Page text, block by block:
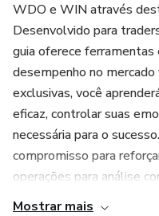
WDO e WIN através
Desenvolvido para
guia oferece ferramentas
desempenho no mercado
exclusivas, você
eficaz, controlar suas
necessária para o
compromisso para
operações para análise
Mostrar mais